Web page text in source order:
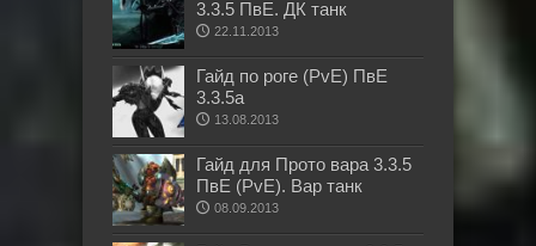
3.3.5 ПвЕ. ДК танк
22.11.2013
Гайд по роге (PvE) ПвЕ
3.3.5а
13.08.2013
Гайд для Прото вара 3.3.5
ПвЕ (PvE). Вар танк
08.09.2013